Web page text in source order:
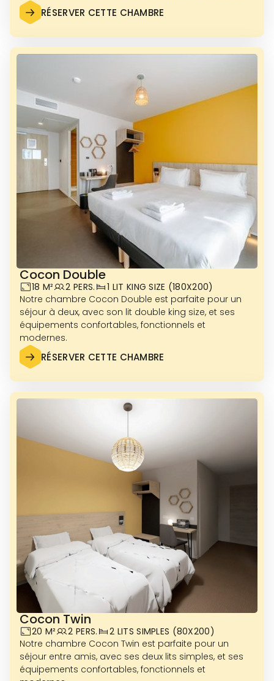
RÉSERVER CETTE CHAMBRE
VOIR PLUS DE PHOTOS
Cocon Double
18 M² 2 PERS.
1 LIT KING SIZE (180X200)
Notre chambre Cocon Double est parfaite pour un
séjour à deux, avec son lit double king size, et ses
équipements confortables, fonctionnels et
modernes.
RÉSERVER CETTE CHAMBRE
Photos non disponibles pour le moment
VOIR PLUS DE PHOTOS
Cocon Twin
20 M² 2 PERS.
2 LITS SIMPLES (80X200)
Notre chambre Cocon Twin est parfaite pour un
séjour entre amis, avec ses deux lits simples, et ses
équipements confortables, fonctionnels et